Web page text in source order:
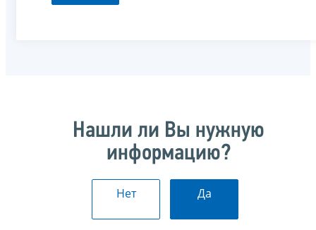
Нашли ли Вы нужную
информацию?
Нет Да